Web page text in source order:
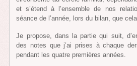
et s’étend à l’ensemble de nos
séance de l’année, lors du bilan, que
Je propose, dans la partie qui suit,
des notes que j’ai prises à chaque
pendant les quatre premières années.